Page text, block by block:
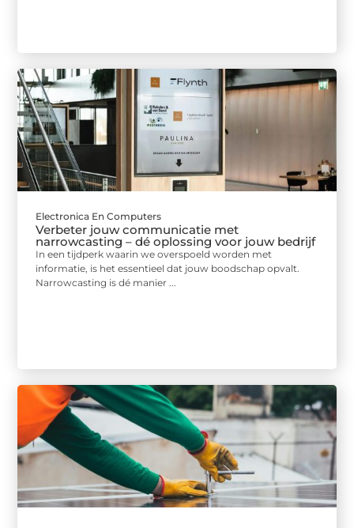
Electronica En Computers
Verbeter jouw communicatie met
narrowcasting – dé oplossing voor jouw bedrijf
In een tijdperk waarin we overspoeld worden met
informatie, is het essentieel dat jouw boodschap opvalt.
Narrowcasting is dé manier ...